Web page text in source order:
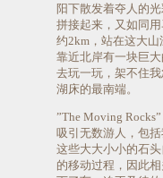
阳下散发着夺人的
拼接起来，又如同
约2km，站在这大
靠近北岸有一块巨
去玩一玩，架不住
湖床的最南端。
”The Moving
吸引无数游人，包
这些大大小小的石
的移动过程，因此